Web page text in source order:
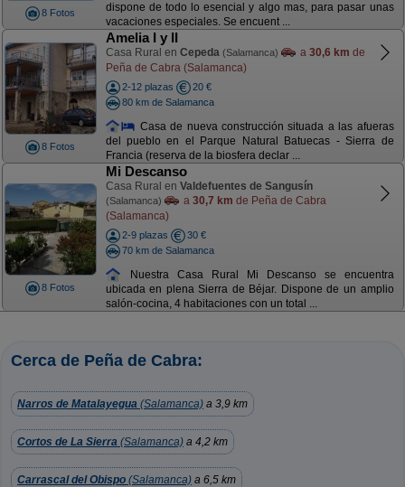
8 Fotos
dispone de todo lo esencial y algo mas, para pasar unas
vacaciones especiales. Se encuent ...
8 Fotos
Amelia I y II
Casa Rural en Cepeda (Salamanca) a 30,6 km de
Peña de Cabra (Salamanca)
2-12 plazas
20 €
80 km de Salamanca
Casa de nueva construcción situada a las afueras
del pueblo en el Parque Natural Batuecas - Sierra de
Francia (reserva de la biosfera declar ...
8 Fotos
Mi Descanso
Casa Rural en Valdefuentes de Sangusín
(Salamanca) a 30,7 km de Peña de Cabra
(Salamanca)
2-9 plazas
30 €
70 km de Salamanca
Nuestra Casa Rural Mi Descanso se encuentra
ubicada en plena Sierra de Béjar. Dispone de un amplio
salón-cocina, 4 habitaciones con un total ...
Cerca de Peña de Cabra:
Narros de Matalayegua (Salamanca) a 3,9 km
Cortos de La Sierra (Salamanca) a 4,2 km
Carrascal del Obispo (Salamanca) a 6,5 km